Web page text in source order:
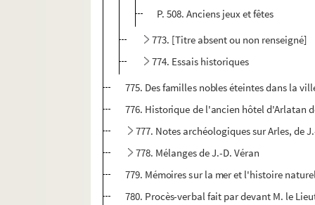
P. 508. Anciens jeux et fêtes
773. [Titre absent ou non renseigné]
774. Essais historiques
775. Des familles nobles éteintes dans la
776. Historique de l'ancien hôtel d'Arlatan
777. Notes archéologiques sur Arles, de
778. Mélanges de J.-D. Véran
779. Mémoires sur la mer et l'histoire
780. Procès-verbal fait par devant M. le